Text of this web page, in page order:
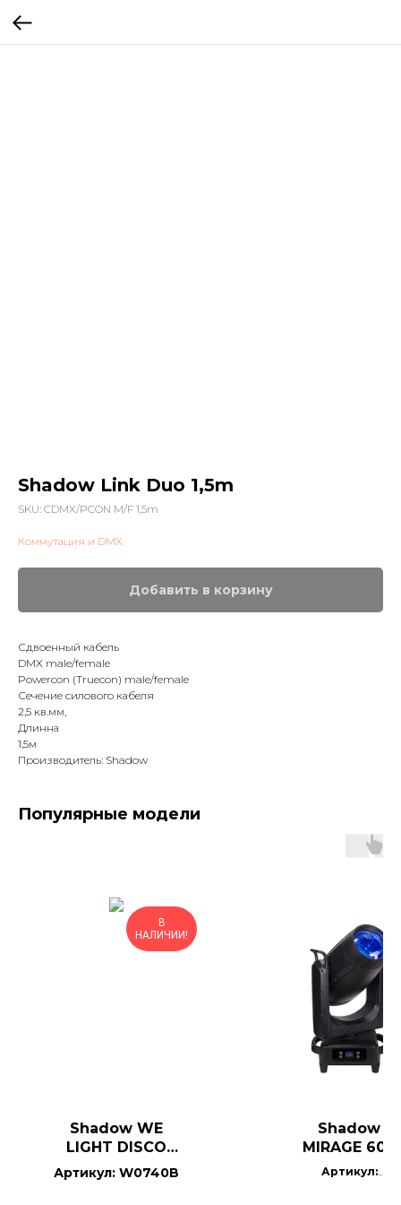
Shadow Link Duo 1,5m
SKU: CDMX/PCON M/F 1,5m
Коммутация и DMX
Добавить в корзину
Сдвоенный кабель
DMX male/female
Powercon (Truecon) male/female
Сечение силового кабеля
2,5 кв.мм,
Длинна
1,5м
Производитель: Shadow
Популярные модели
В
НАЛИЧИИ!
Shadow WE
LIGHT DISCO
300
Артикул: W0740B
Shadow
MIRAGE 600
Артикул: